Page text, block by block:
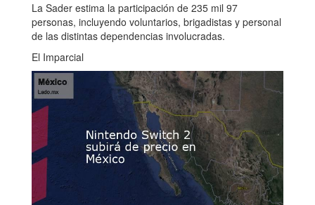
La Sader estima la participación de 235 mil 97
personas, incluyendo voluntarios, brigadistas y personal
de las distintas dependencias involucradas.
El Imparcial